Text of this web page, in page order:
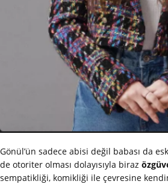
Gönül’ün sadece abisi değil babası da
de otoriter olması dolayısıyla biraz
sempatikliği, komikliği ile çevresine